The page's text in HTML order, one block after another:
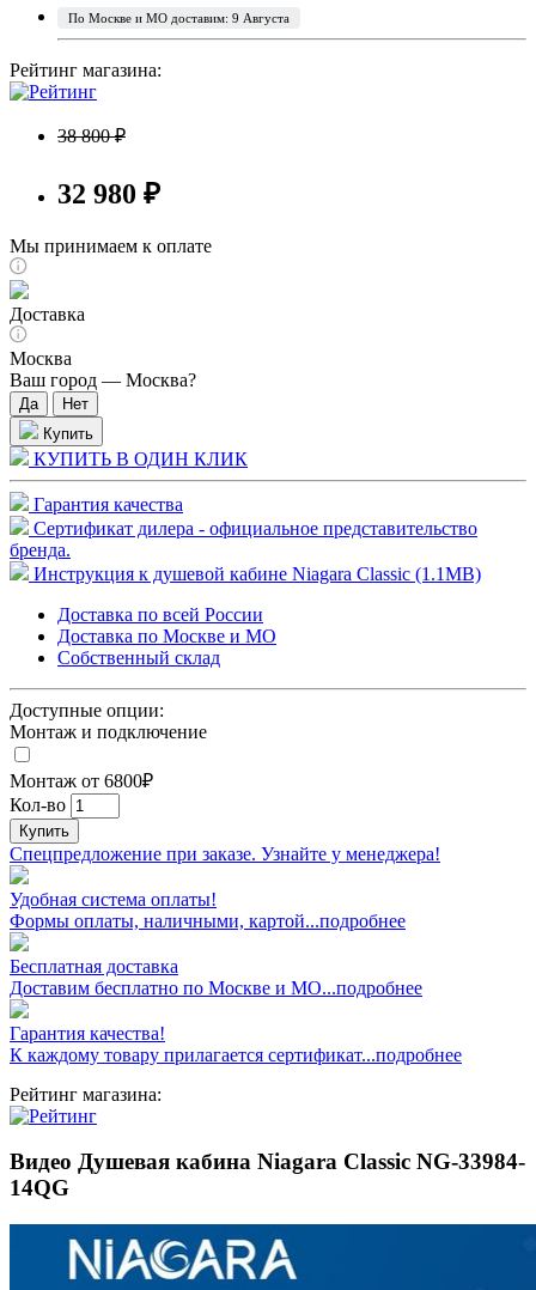
По Москве и МО доставим: 9 Августа
Рейтинг магазина:
38 800 ₽
32 980 ₽
Мы принимаем к оплате
Доставка
Москва
Ваш город — Москва?
Купить
КУПИТЬ В ОДИН КЛИК
Гарантия качества
Сертификат дилера - официальное представительство
бренда.
Инструкция к душевой кабине Niagara Classic (1.1MB)
Доставка по всей России
Доставка по Москве и МО
Собственный склад
Доступные опции:
Монтаж и подключение
Монтаж от 6800₽
Кол-во
Купить
Спецпредложение при заказе. Узнайте у менеджера!
Удобная система оплаты!
Формы оплаты, наличными, картой...подробнее
Бесплатная доставка
Доставим бесплатно по Москве и МО...подробнее
Гарантия качества!
К каждому товару прилагается сертификат...подробнее
Рейтинг магазина:
Видео Душевая кабина Niagara Classic NG-33984-
14QG